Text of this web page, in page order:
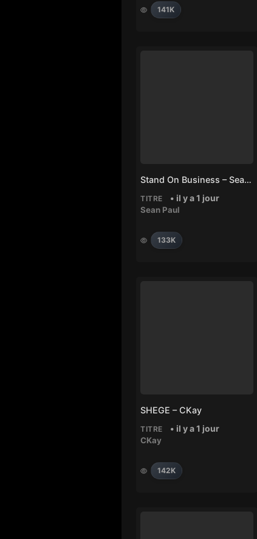
141K
Stand On Business – Sean Paul
TITRE • il y a 1 jour
Sean Paul
133K
SHEGE – CKay
TITRE • il y a 1 jour
CKay
142K